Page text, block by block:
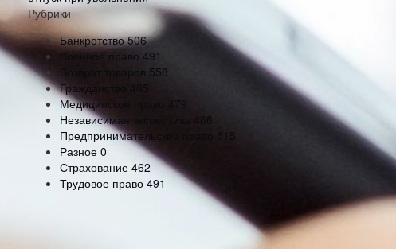
Рубрики
Банкротство506
Военное право 491
Возврат товаров 558
Гражданство
Медицинское право
479
Независимая экспертиза
486
Предпринимательское право 515
Разное 0
Страхование 462
Трудовое право 491